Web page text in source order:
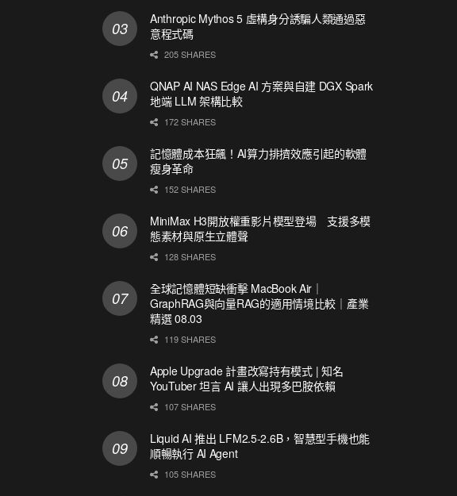
Anthropic Mythos 5 虛構身分誘騙人類通過惡
意程式碼
205 SHARES
QNAP AI NAS Edge AI 方案與自建 DGX Spark
地端 LLM 架構比較
172 SHARES
記憶體成本狂飆！AI算力排擠效應引起的軟體
瘦身革命
152 SHARES
MiniMax H3開放權重影片模型登場 支援多模
態素材與原生立體聲
128 SHARES
全球記憶體短缺衝擊 MacBook Air｜
GraphRAG與向量RAG的適用情境比較｜產業
精選 08.03
119 SHARES
Apple Upgrade 計畫改寫持有模式 | 知名
YouTuber 坦言 AI 讓人出現多巴胺依賴
107 SHARES
Liquid AI 推出 LFM2.5-2.6B，智慧型手機也能
順暢執行 AI Agent
105 SHARES